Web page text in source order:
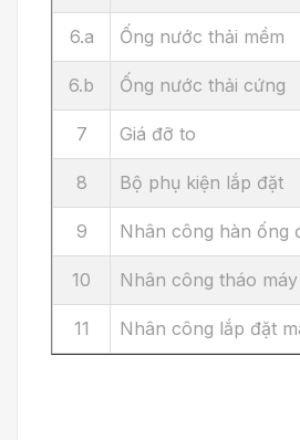
6.a Ống nước thải mềm
6.b Ống nước thải cứng
7 Giá đỡ to
8 Bộ phụ kiện lắp đặt
9 Nhân công hàn ống
10 Nhân công tháo
11 Nhân công lắp đặt